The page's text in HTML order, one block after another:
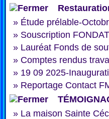
» Étude prélable-
» Souscription
» Lauréat Fonds de
» Comptes rendus
» 19 09 2025-
» Reportage Contact
» La maison Sainte